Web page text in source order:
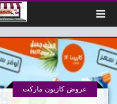
عروض كازيون ماركت